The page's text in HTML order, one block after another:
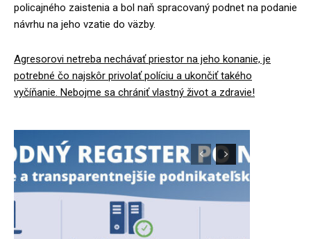
policajného zaistenia a bol naň spracovaný podnet na podanie
návrhu na jeho vzatie do väzby.
Agresorovi netreba nechávať priestor na jeho konanie, je
potrebné čo najskôr privolať políciu a ukončiť takého
vyčíňanie. Nebojme sa chrániť vlastný život a zdravie!